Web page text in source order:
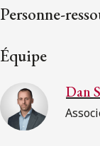
Personne-
Équipe
Dan